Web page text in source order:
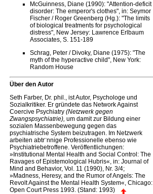
McGuinness, Diane (1990): "Attention-deficit
disorder: The emperor's clothes", in: Seymor
Fischer / Roger Greenberg (Hg.): "The limits
of biological treatments for psychological
distress", New Jersey: Lawrence Erlbaum
Associates, S. 151-189
Schrag, Peter / Divoky, Diane (1975): "The
myth of the hyperactive child", New York:
Random House
Über den Autor
Seth Farber, Dr. phil., ist Autor, Psychologe und
Sozialkritiker. Er gründete das Network Against
Coercive Psychiatry (Netzwerk gegen
Zwangspsychiatrie), um damit zur Bildung einer
sozialen Massenbewegung gegen das
psychiatrische System beizutragen. Im Netzwerk
arbeiten abtr¨nnige Professionelle ebenso wie
Psychiatriebetroffene. Veröffentlichungen:
»Institutional Mental Health and Social Control: The
Ravages of Epistemological Hubris«, in: Journal of
Mind and Behavior, Vol. 11 (1990), Nr. 3/4;
»Madness, Heresy, and the Rumor of Angels: The
Revolt Against the Mental Health System«, Chicago:
Open Court Press 1993. (Stand: 1993)